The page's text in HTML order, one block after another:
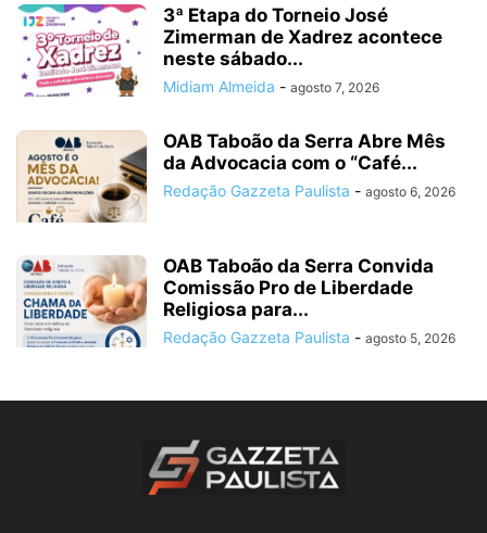
3ª Etapa do Torneio José
Zimerman de Xadrez acontece
neste sábado...
Midiam Almeida - agosto 7, 2026
OAB Taboão da Serra Abre Mês
da Advocacia com o “Café...
Redação Gazzeta Paulista - agosto 6, 2026
OAB Taboão da Serra Convida
Comissão Pro de Liberdade
Religiosa para...
Redação Gazzeta Paulista - agosto 5, 2026